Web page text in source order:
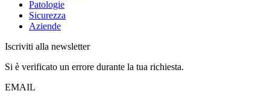
Patologie
Sicurezza
Aziende
Iscriviti alla newsletter
Si è verificato un errore durante la tua richiesta.
EMAIL